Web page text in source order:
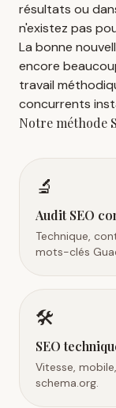
résultats ou
n'existez pas
La bonne
encore
travail
concurrents
Notre méthode
🔬
Audit SEO
Technique,
mots-clés
🛠️
SEO
Vitesse,
schema.org.